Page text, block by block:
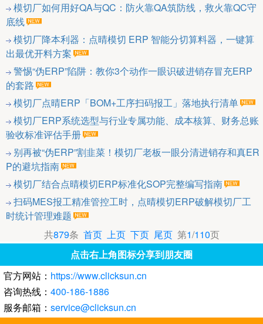
模切厂如何用好QA与QC：防火靠QA筑防线，救火靠QC守
底线
模切厂降本利器：点晴模切 ERP 智能分切算料器，一键算
出最优开料方案
警惕“伪ERP”陷阱：教你3个动作一眼识破进销存冒充ERP
的套路
模切厂点晴ERP「BOM+工序扫码报工」落地执行清单
模切厂ERP系统选型与行业专属功能、成本核算、财务总账
验收标准评估手册
别再被“伪ERP”割韭菜！模切厂老板一眼分清进销存和真ER
P的避坑指南
模切厂结合点晴模切ERP标准化SOP完整编写指南
扫码MES报工精准管控工时，点晴模切ERP破解模切厂工
时统计管理难题
共879条 首页 上页 下页 尾页第1/110页
点击右上角图标分享到朋友圈
官方网站： https://www.clicksun.cn
咨询热线： 400-186-1886
服务邮箱： service@clicksun.cn